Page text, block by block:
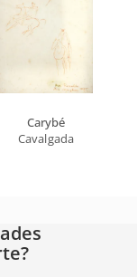
Carybé
Cavalgada